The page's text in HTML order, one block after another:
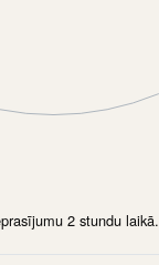
2 stundu laikā.